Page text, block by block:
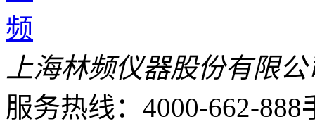
上海林频仪器股份有限公
服务热线：4000-662-888